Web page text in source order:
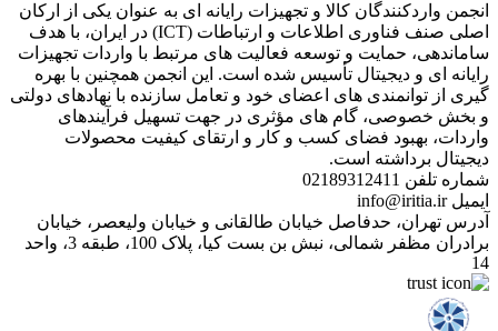
انجمن واردکنندگان کالا و تجهیزات رایانه ای به عنوان یکی از ارکان
اصلی صنف فناوری اطلاعات و ارتباطات (ICT) در ایران، با هدف
ساماندهی، حمایت و توسعه فعالیت های مرتبط با واردات تجهیزات
رایانه ای و دیجیتال تأسیس شده است. این انجمن همچنین با بهره
گیری از توانمندی های اعضای خود و تعامل سازنده با نهادهای دولتی
و بخش خصوصی، گام های مؤثری در جهت تسهیل فرآیندهای
واردات، بهبود فضای کسب و کار و ارتقای کیفیت محصولات
دیجیتال برداشته است.
شماره تلفن 02189312411
ایمیل info@iritia.ir
آدرس تهران، حدفاصل خیابان طالقانی و خیابان ولیعصر، خیابان
برادران مظفر شمالی، نبش بن بست کیا، پلاک 100، طبقه 3، واحد
14